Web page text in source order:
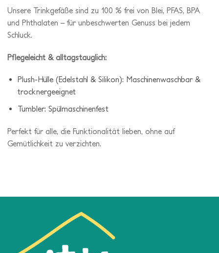
Unsere Trinkgefäße sind zu 100 % frei von Blei, PFAS, BPA
und Phthalaten – für unbeschwerten Genuss bei jedem
Schluck.
Pflegeleicht & alltagstauglich:
Plush-Hülle (Edelstahl & Silikon): Maschinenwaschbar &
trocknergeeignet
Tumbler: Spülmaschinenfest
Perfekt für alle, die Funktionalität lieben, ohne auf
Gemütlichkeit zu verzichten.